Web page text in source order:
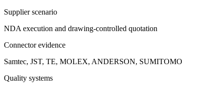
Supplier scenario
NDA execution and drawing-controlled quotation
Connector evidence
Samtec, JST, TE, MOLEX, ANDERSON, SUMITOMO
Quality systems